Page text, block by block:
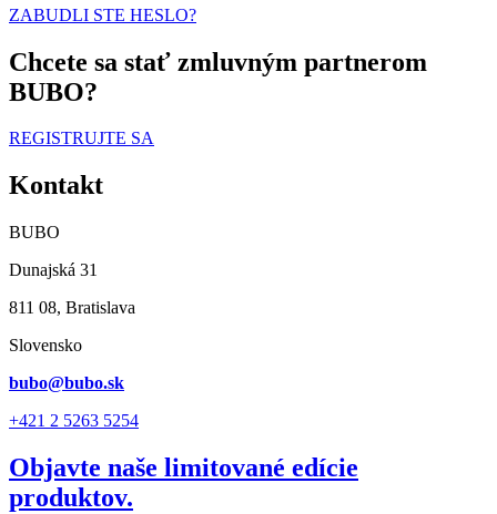
ZABUDLI STE HESLO?
Chcete sa stať zmluvným partnerom
BUBO?
REGISTRUJTE SA
Kontakt
BUBO
Dunajská 31
811 08, Bratislava
Slovensko
bubo@bubo.sk
+421 2 5263 5254
Objavte naše limitované edície
produktov.